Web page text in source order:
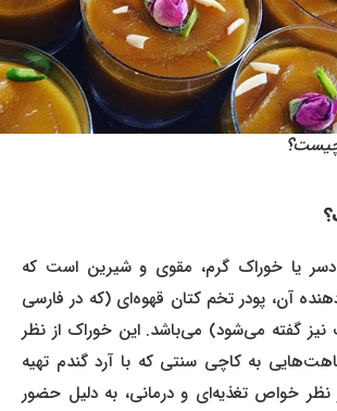
خوراک گرم، مقوی و شیرین است که
آن، پودر تخم کتان قهوه‌ای (که در فارسی
گفته می‌شود) می‌باشد. این خوراک از نظر
به کاچی سنتی که با آرد گندم تهیه
نظر خواص تغذیه‌ای و درمانی، به دلیل حضور